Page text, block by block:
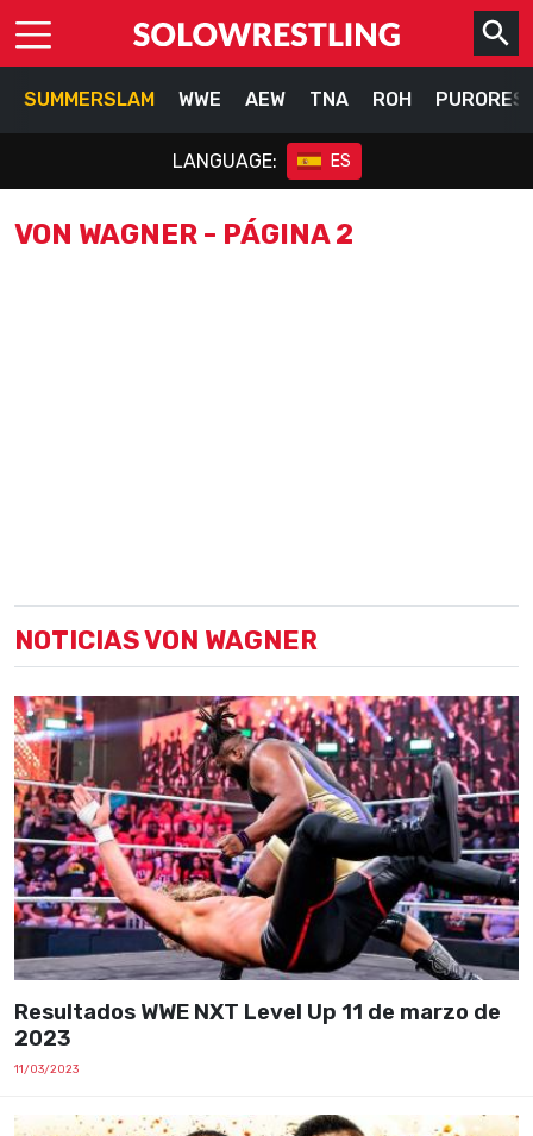
SUMMERSLAM WWE AEW TNA ROH
LANGUAGE: ES
VON WAGNER - PÁGINA 2
NOTICIAS VON WAGNER
Resultados WWE NXT Level Up 11 de marzo de
2023
11/03/2023